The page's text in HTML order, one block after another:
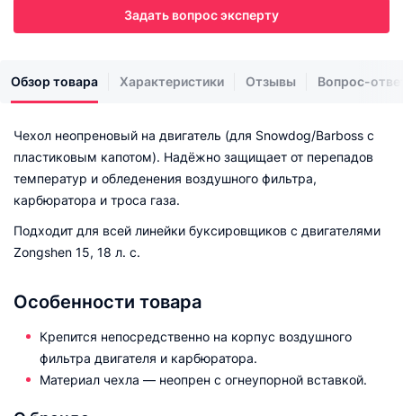
Задать вопрос эксперту
Обзор товара Характеристики Отзывы Вопрос-
Чехол неопреновый на двигатель (для Snowdog/Barboss с
пластиковым капотом). Надёжно защищает от перепадов
температур и обледенения воздушного фильтра,
карбюратора и троса газа.
Подходит для всей линейки буксировщиков с двигателями
Zongshen 15, 18 л. с.
Особенности товара
Крепится непосредственно на корпус воздушного
фильтра двигателя и карбюратора.
Материал чехла — неопрен с огнеупорной вставкой.